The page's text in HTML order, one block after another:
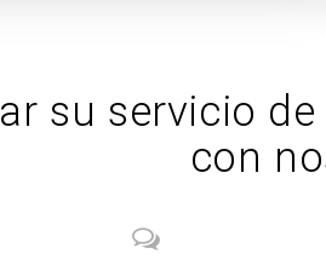
su servicio
con